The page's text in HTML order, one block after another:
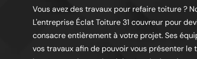
Vous avez des travaux pour refaire toiture ?
L'entreprise Éclat Toiture 31 couvreur pour
consacre entièrement à votre projet. Ses
vos travaux afin de pouvoir vous présenter